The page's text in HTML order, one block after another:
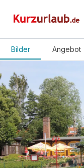
Bilder Angebot